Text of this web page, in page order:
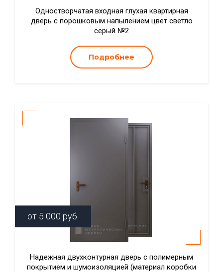
Одностворчатая входная глухая квартирная
дверь с порошковым напылением цвет светло
серый №2
Подробнее
от 5 000 руб.
Надежная двухконтурная дверь с полимерным
покрытием и шумоизоляцией (материал коробки